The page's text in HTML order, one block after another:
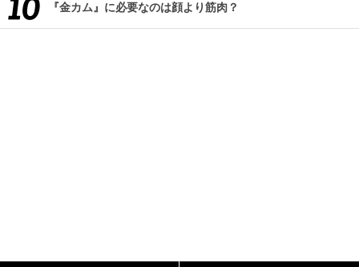
『金カム』に必要なのは顔より筋肉？